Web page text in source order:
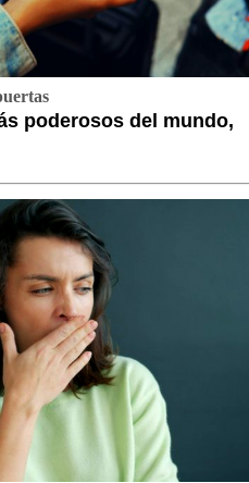
poderosos del mundo,